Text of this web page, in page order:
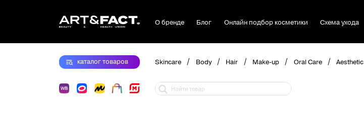
О бренде Блог Онлайн подбор косметики Схема ухода
каталогтоваров Skincare / Body / Hair / Make-up / Oral Care / Aesthetic